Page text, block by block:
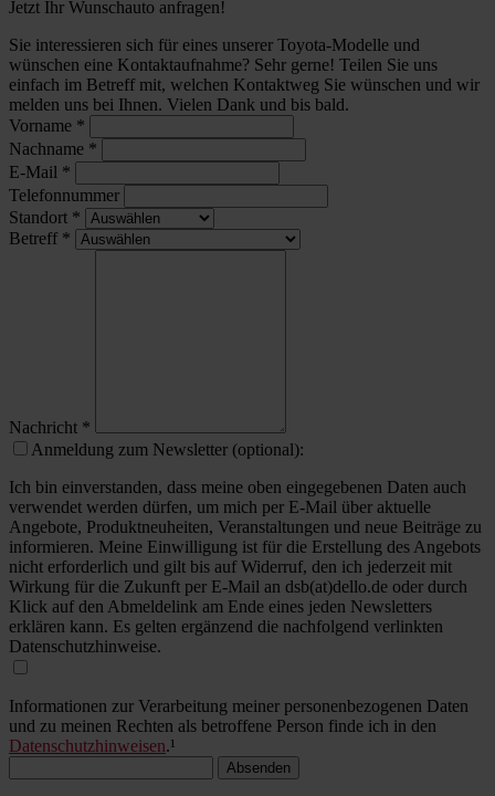
Jetzt Ihr Wunschauto anfragen!
Sie interessieren sich für eines unserer Toyota-Modelle und
wünschen eine Kontaktaufnahme? Sehr gerne! Teilen Sie uns
einfach im Betreff mit, welchen Kontaktweg Sie wünschen und wir
melden uns bei Ihnen. Vielen Dank und bis bald.
Vorname *
Nachname *
E-Mail *
Telefonnummer
Standort *
Betreff *
Nachricht *
Anmeldung zum Newsletter (optional):
Ich bin einverstanden, dass meine oben eingegebenen Daten auch
verwendet werden dürfen, um mich per E-Mail über aktuelle
Angebote, Produktneuheiten, Veranstaltungen und neue Beiträge zu
informieren. Meine Einwilligung ist für die Erstellung des Angebots
nicht erforderlich und gilt bis auf Widerruf, den ich jederzeit mit
Wirkung für die Zukunft per E-Mail an dsb(at)dello.de oder durch
Klick auf den Abmeldelink am Ende eines jeden Newsletters
erklären kann. Es gelten ergänzend die nachfolgend verlinkten
Datenschutzhinweise.
Informationen zur Verarbeitung meiner personenbezogenen Daten
und zu meinen Rechten als betroffene Person finde ich in den
Datenschutzhinweisen.¹
Absenden